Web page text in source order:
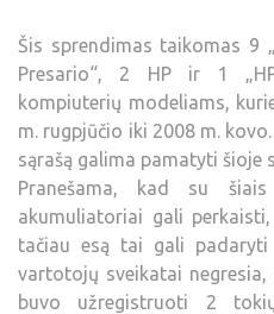
Šis sprendimas taikomas 9
Presario“, 2 HP ir 1
kompiuterių modeliams,
m. rugpjūčio iki 2008 m.
sąrašą galima pamatyti šioje
Pranešama, kad su
akumuliatoriai gali
tačiau esą tai gali
vartotojų sveikatai
buvo užregistruoti 2